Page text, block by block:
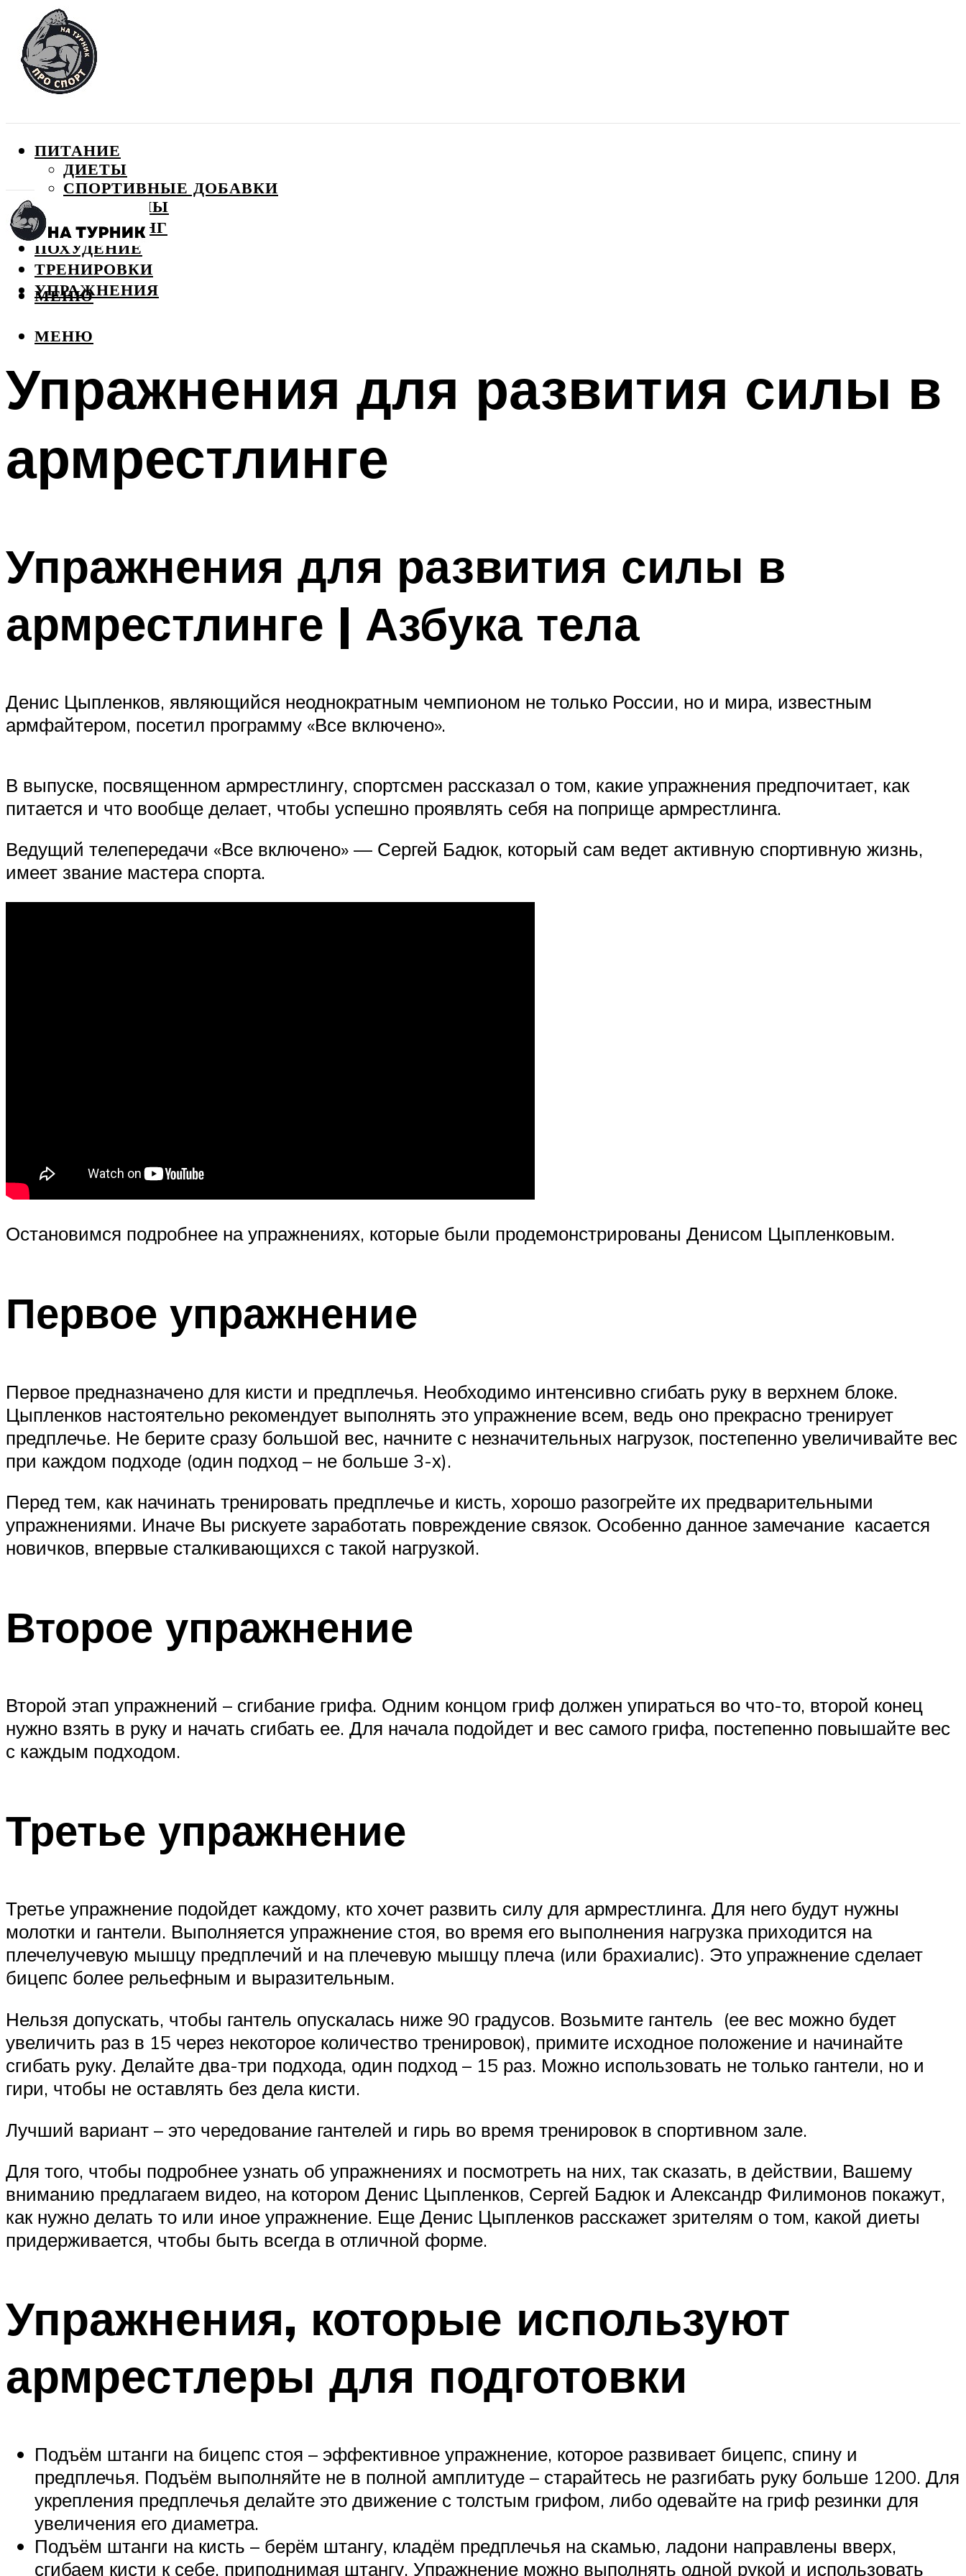
ПИТАНИЕ
ДИЕТЫ
СПОРТИВНЫЕ ДОБАВКИ
ВИТАМИНЫ
БОДИБИЛДИНГ
ПОХУДЕНИЕ
ТРЕНИРОВКИ
УПРАЖНЕНИЯ
МЕНЮ
МЕНЮ
Упражнения для развития силы в
армрестлинге
Упражнения для развития силы в
армрестлинге | Азбука тела
Денис Цыпленков, являющийся неоднократным чемпионом не только России, но и мира, известным
армфайтером, посетил программу «Все включено».
В выпуске, посвященном армрестлингу, спортсмен рассказал о том, какие упражнения предпочитает, как
питается и что вообще делает, чтобы успешно проявлять себя на поприще армрестлинга.
Ведущий телепередачи «Все включено» — Сергей Бадюк, который сам ведет активную спортивную жизнь,
имеет звание мастера спорта.
Остановимся подробнее на упражнениях, которые были продемонстрированы Денисом Цыпленковым.
Первое упражнение
Первое предназначено для кисти и предплечья. Необходимо интенсивно сгибать руку в верхнем блоке.
Цыпленков настоятельно рекомендует выполнять это упражнение всем, ведь оно прекрасно тренирует
предплечье. Не берите сразу большой вес, начните с незначительных нагрузок, постепенно увеличивайте вес
при каждом подходе (один подход – не больше 3-х).
Перед тем, как начинать тренировать предплечье и кисть, хорошо разогрейте их предварительными
упражнениями. Иначе Вы рискуете заработать повреждение связок. Особенно данное замечание касается
новичков, впервые сталкивающихся с такой нагрузкой.
Второе упражнение
Второй этап упражнений – сгибание грифа. Одним концом гриф должен упираться во что-то, второй конец
нужно взять в руку и начать сгибать ее. Для начала подойдет и вес самого грифа, постепенно повышайте вес
с каждым подходом.
Третье упражнение
Третье упражнение подойдет каждому, кто хочет развить силу для армрестлинга. Для него будут нужны
молотки и гантели. Выполняется упражнение стоя, во время его выполнения нагрузка приходится на
плечелучевую мышцу предплечий и на плечевую мышцу плеча (или брахиалис). Это упражнение сделает
бицепс более рельефным и выразительным.
Нельзя допускать, чтобы гантель опускалась ниже 90 градусов. Возьмите гантель (ее вес можно будет
увеличить раз в 15 через некоторое количество тренировок), примите исходное положение и начинайте
сгибать руку. Делайте два-три подхода, один подход – 15 раз. Можно использовать не только гантели, но и
гири, чтобы не оставлять без дела кисти.
Лучший вариант – это чередование гантелей и гирь во время тренировок в спортивном зале.
Для того, чтобы подробнее узнать об упражнениях и посмотреть на них, так сказать, в действии, Вашему
вниманию предлагаем видео, на котором Денис Цыпленков, Сергей Бадюк и Александр Филимонов покажут,
как нужно делать то или иное упражнение. Еще Денис Цыпленков расскажет зрителям о том, какой диеты
придерживается, чтобы быть всегда в отличной форме.
Упражнения, которые используют
армрестлеры для подготовки
Подъём штанги на бицепс стоя – эффективное упражнение, которое развивает бицепс, спину и
предплечья. Подъём выполняйте не в полной амплитуде – старайтесь не разгибать руку больше 1200. Для
укрепления предплечья делайте это движение с толстым грифом, либо одевайте на гриф резинки для
увеличения его диаметра.
Подъём штанги на кисть – берём штангу, кладём предплечья на скамью, ладони направлены вверх,
сгибаем кисти к себе, приподнимая штангу. Упражнение можно выполнять одной рукой и использовать